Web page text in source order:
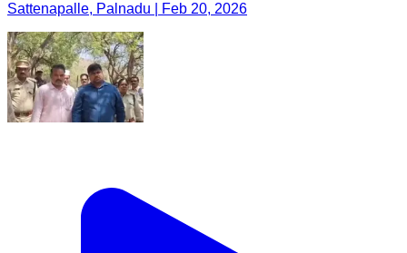
Sattenapalle, Palnadu | Feb 20, 2026